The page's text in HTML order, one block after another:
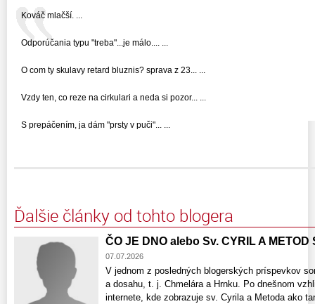
Kováč mlačší. ...
Odporúčania typu "treba"...je málo.... ...
O com ty skulavy retard bluznis? sprava z 23... ...
Vzdy ten, co reze na cirkulari a neda si pozor... ...
S prepáčením, ja dám "prsty v puči"... ...
Ďalšie články od tohto blogera
ČO JE DNO alebo Sv. CYRIL A METOD
07.07.2026
V jednom z posledných blogerských príspevkov
a dosahu, t. j. Chmelára a Hrnku. Po dnešnom
internete, kde zobrazuje sv. Cyrila a Metoda ako